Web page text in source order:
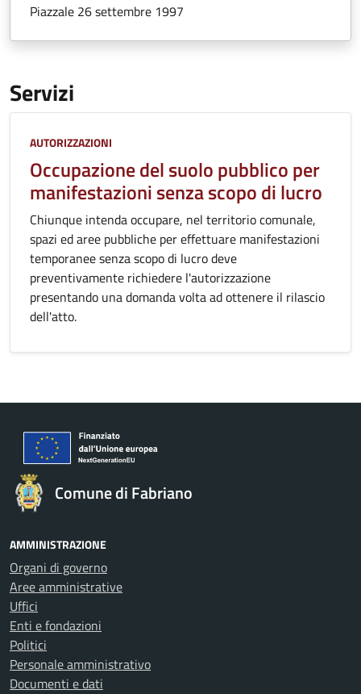
Piazzale 26 settembre 1997
Servizi
Categoria:
AUTORIZZAZIONI
Occupazione del suolo pubblico per
manifestazioni senza scopo di lucro
Chiunque intenda occupare, nel territorio comunale,
spazi ed aree pubbliche per effettuare manifestazioni
temporanee senza scopo di lucro deve
preventivamente richiedere l'autorizzazione
presentando una domanda volta ad ottenere il rilascio
dell'atto.
Comune di Fabriano
AMMINISTRAZIONE
Organi di governo
Aree amministrative
Uffici
Enti e fondazioni
Politici
Personale amministrativo
Documenti e dati